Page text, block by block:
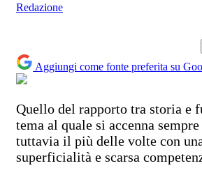
Redazione
Aggiungi come fonte preferita su
Quello del rapporto tra storia e
tema al quale si accenna
tuttavia il più delle volte con
superficialità e scarsa